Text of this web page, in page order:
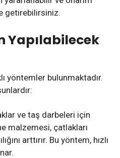
getirebilirsiniz.
Yapılabilecek
yöntemler bulunmaktadır.
ve taş darbeleri için
malzemesi, çatlakları
arttırır. Bu yöntem, hızlı